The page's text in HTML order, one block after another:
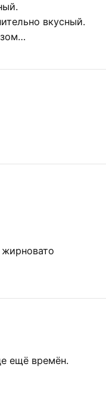
вкусный.
ещё времён.